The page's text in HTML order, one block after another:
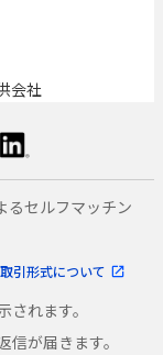
会社
るセルフマッチン
取引形式について
れます。
が届きます。